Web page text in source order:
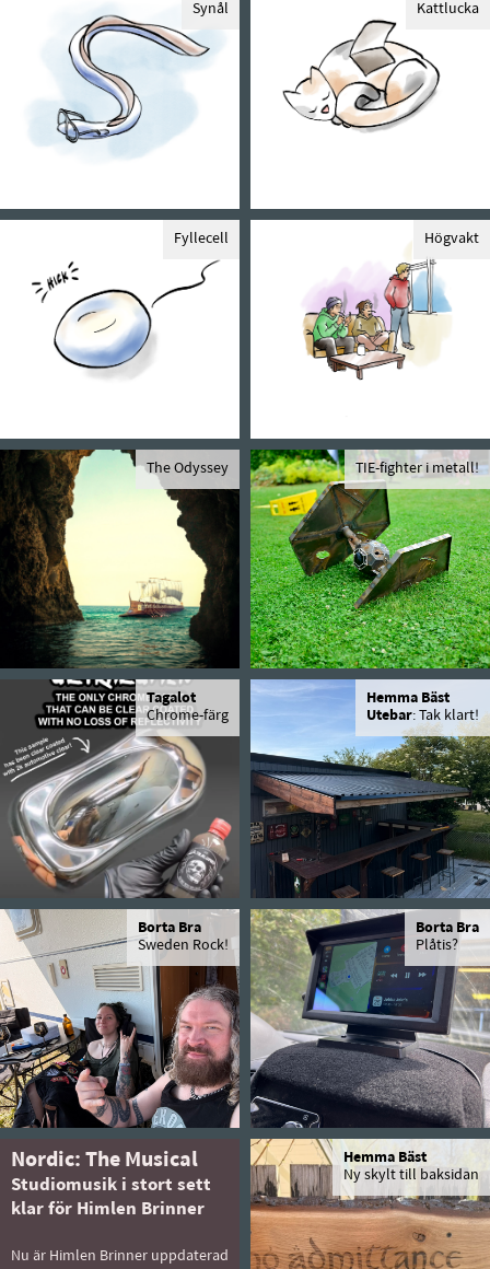
Synål Kattlucka
Fyllecell Högvakt
The Odyssey TIE-fighter i metall!
Tagalot
Chrome-färg
Hemma Bäst
Utebar: Tak klart!
Borta Bra
Sweden Rock!
Borta Bra
Plåtis?
Nordic: The Musical
Studiomusik i stort sett
klar för Himlen Brinner
Nu är Himlen Brinner uppdaterad
Hemma Bäst
Ny skylt till baksidan